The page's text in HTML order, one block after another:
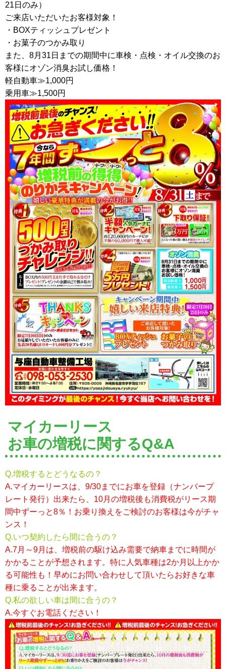
21日のみ）
ご来店いただいたお客様対象！
・BOXティッシュプレゼント
・お菓子のつかみ取り
また、8月31日までの期間中に車検・点検・オイル交換のお
客様にオゾン消臭お試し価格！
軽自動車≫1,000円
乗用車≫1,500円
マイカーリース
お車の増税に関するQ&A
Q.増税するとどうなるの？
A.マイカーリースは、9/30までにお車を登録（ナンバープ
レート発行）出来たら、10月の増税後も消費税がリース期
間中ずーっと8％！お乗り換えをご検討のお客様は今がチャ
ンス！
Q.いつ契約したら間に合うの？
A.7月～9月は、増税前の駆け込み需要で納車までに時間が
かかることが予想されます。特に人気車種は2か月以上かか
る可能性も！早めにお問い合わせして頂いたらお好きな車
種に乗ることが出来ます。
Q.私の欲しい車は間に合うの？
A.今すぐお電話ください！